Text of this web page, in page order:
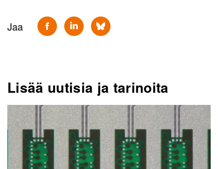
Jaa
Lisää uutisia ja tarinoita